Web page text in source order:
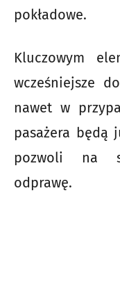
pokładowe.
Kluczowym
wcześniejsze
nawet w
pasażera będą
pozwoli na
odprawę.